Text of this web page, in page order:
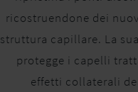
ricostruendone dei
struttura capillare. La
protegge i capelli
effetti collaterali